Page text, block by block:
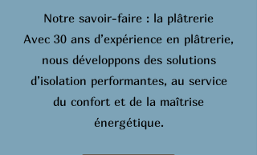
Notre savoir-faire : la plâtrerie
Avec 30 ans d’expérience en plâtrerie,
nous développons des solutions
d’isolation performantes, au service
du confort et de la maîtrise
énergétique.